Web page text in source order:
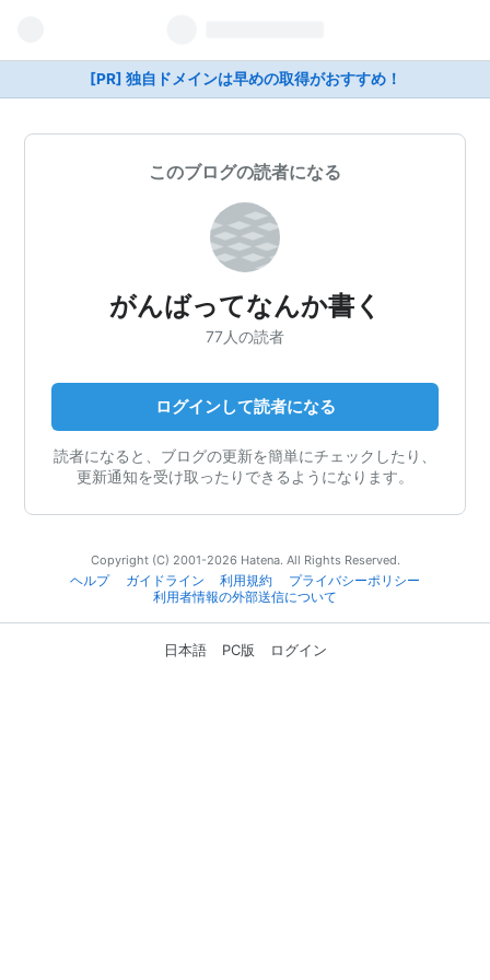
[PR] 独自ドメインは早めの取得がおすすめ！
このブログの読者になる
がんばってなんか書く
77人の読者
ログインして読者になる
読者になると、ブログの更新を簡単にチェックしたり、
更新通知を受け取ったりできるようになります。
Copyright (C) 2001-2026 Hatena. All Rights Reserved.
ヘルプ
ガイドライン 利用規約
プライバシーポリシー
利用者情報の外部送信について
日本語 PC版 ログイン